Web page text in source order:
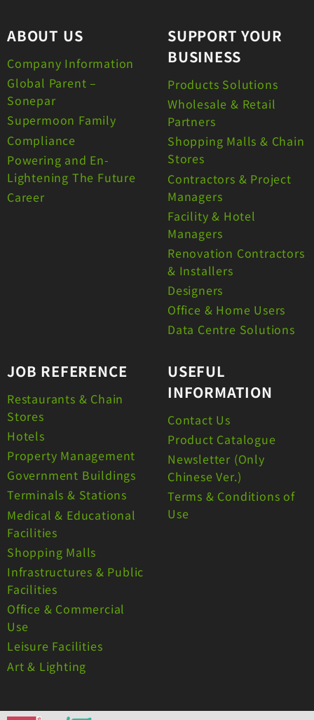
ABOUT US
Company Information
Global Parent –
Sonepar
Supermoon Family
Compliance
Powering and En-
Lightening The Future
Career
SUPPORT YOUR
BUSINESS
Products Solutions
Wholesale & Retail
Partners
Shopping Malls & Chain
Stores
Contractors & Project
Managers
Facility & Hotel
Managers
Renovation Contractors
& Installers
Designers
Office & Home Users
Data Centre Solutions
JOB REFERENCE
Restaurants & Chain
Stores
Hotels
Property Management
Government Buildings
Terminals & Stations
Medical & Educational
Facilities
Shopping Malls
Infrastructures & Public
Facilities
Office & Commercial
Use
Leisure Facilities
Art & Lighting
USEFUL
INFORMATION
Contact Us
Product Catalogue
Newsletter (Only
Chinese Ver.)
Terms & Conditions of
Use